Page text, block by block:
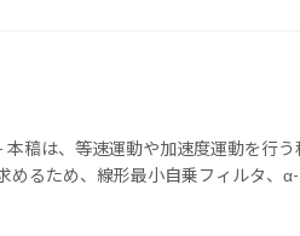
稿は、等速運動や加速度運動を行
めるため、線形最小自乗フィルタ、